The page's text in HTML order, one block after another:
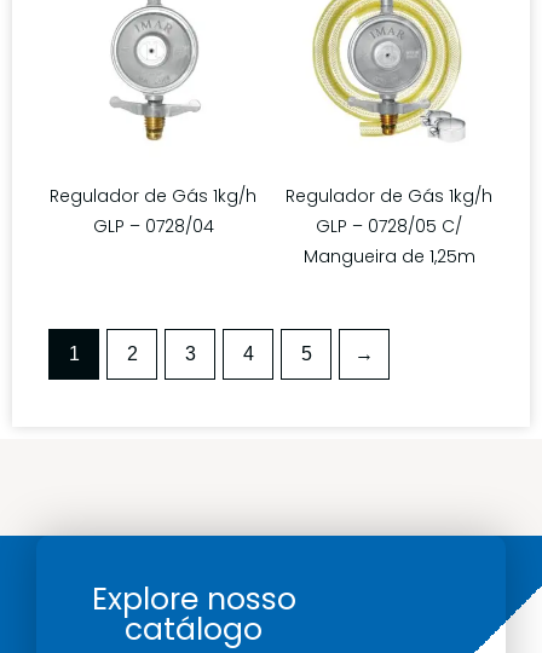
Regulador de Gás 1kg/h
GLP – 0728/04
Regulador de Gás 1kg/h
GLP – 0728/05 C/
Mangueira de 1,25m
1 2 3 4 5 →
Explore nosso
catálogo